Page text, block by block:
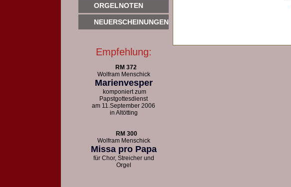
ORGELNOTEN
NEUERSCHEINUNGEN
Empfehlung:
RM 372
Wolfram Menschick
Marienvesper
komponiert zum
Papstgottesdienst
am 11.September 2006
in Altötting
RM 300
Wolfram Menschick
Missa pro Papa
für Chor, Streicher und
Orgel